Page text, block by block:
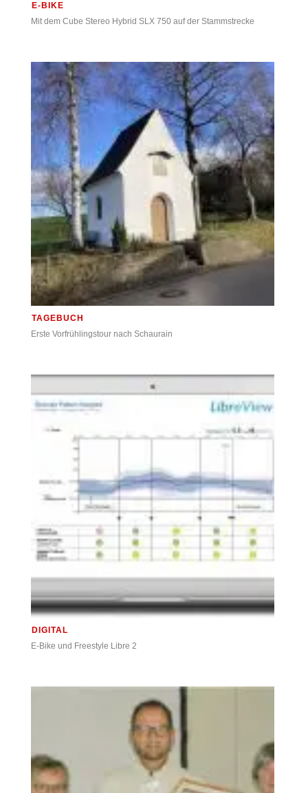
E-BIKE
Mit dem Cube Stereo Hybrid SLX 750 auf der Stammstrecke
TAGEBUCH
Erste Vorfrühlingstour nach Schaurain
DIGITAL
E-Bike und Freestyle Libre 2